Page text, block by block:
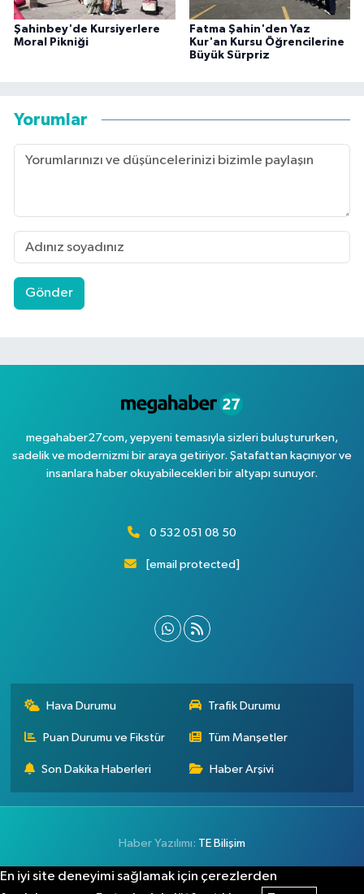
Şahinbey'de Kursiyerlere
Moral Pikniği
Fatma Şahin'den Yaz
Kur'an Kursu Öğrencilerine
Büyük Sürpriz
Yorumlar
Gönder
megahaber27com, yepyeni temasıyla sizleri buluştururken,
sadelik ve modernizmi bir araya getiriyor. Şatafattan kaçınıyor ve
insanlara haber okuyabilecekleri bir altyapı sunuyor.
0 532 051 08 50
[email protected]
Hava Durumu Trafik Durumu
Puan Durumu ve Fikstür Tüm Manşetler
Son Dakika Haberleri Haber Arşivi
Haber Yazılımı: TE Bilişim
En iyi site deneyimi sağlamak için çerezlerden